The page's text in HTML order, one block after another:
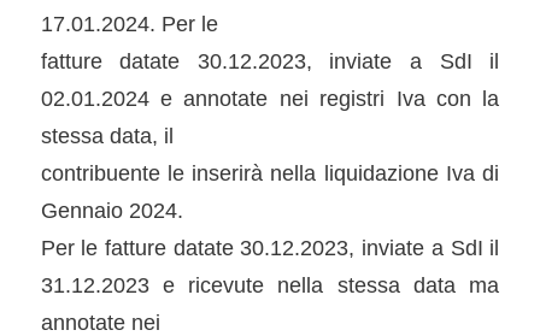
17.01.2024. Per le
fatture datate 30.12.2023, inviate a SdI il
02.01.2024 e annotate nei registri Iva con la
stessa data, il
contribuente le inserirà nella liquidazione Iva di
Gennaio 2024.
Per le fatture datate 30.12.2023, inviate a SdI il
31.12.2023 e ricevute nella stessa data ma
annotate nei